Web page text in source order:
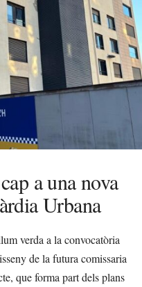
a una nova
Urbana
verda a la convocatòria
de la futura comissaria
que forma part dels plans